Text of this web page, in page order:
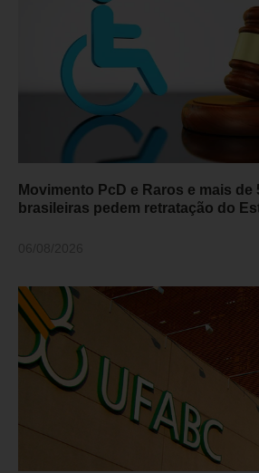
Movimento PcD e Raros e mais de
brasileiras pedem retratação do